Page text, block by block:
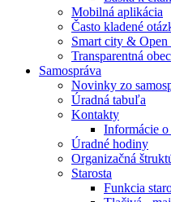
Mobilná aplikácia
Často kladené
Smart city & Open
Transparentná obec
Samospráva
Novinky zo
Úradná tabuľa
Kontakty
Informácie
Úradné hodiny
Organizačná
Starosta
Funkcia